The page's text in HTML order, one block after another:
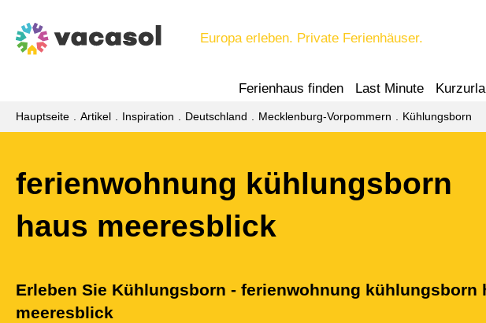
Europa erleben. Private Ferienhäuser.
Ferienhaus finden Last Minute
Hauptseite Artikel Inspiration Deutschland Mecklenburg-Vorpommern Kühlungsborn
ferienwohnung kühlungsborn
haus meeresblick
Erleben Sie Kühlungsborn - ferienwohnung kühlungsborn
meeresblick